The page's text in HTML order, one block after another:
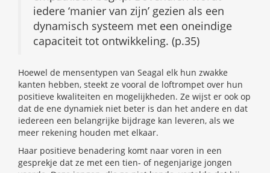
iedere ‘manier van zijn’ gezien als een
dynamisch systeem met een oneindige
capaciteit tot ontwikkeling. (p.35)
Hoewel de mensentypen van Seagal elk hun zwakke
kanten hebben, steekt ze vooral de loftrompet over hun
positieve kwaliteiten en mogelijkheden. Ze wijst er ook op
dat de ene dynamiek niet beter is dan het andere en dat
iedereen een belangrijke bijdrage kan leveren, als we
meer rekening houden met elkaar.
Haar positieve benadering komt naar voren in een
gesprekje dat ze met een tien- of negenjarige jongen